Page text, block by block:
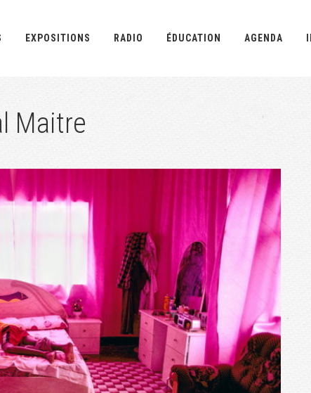
EXPOSITIONS RADIO ÉDUCATION AGENDA
Maitre